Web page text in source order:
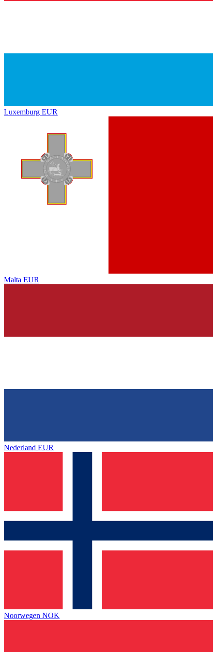
Luxemburg EUR
Malta EUR
Nederland EUR
Noorwegen NOK